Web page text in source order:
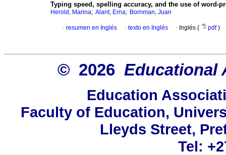
Typing speed, spelling accuracy, and the use of word-
Herold, Marina; Alant, Erna; Bornman, Juan
· resumen en Inglés · texto en Inglés · Inglés ( pdf)
© 2026 Educational
Education
Faculty of Education,
Lleyds Street,
Tel: